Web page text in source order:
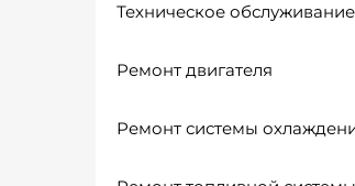
Техническое обслуживание
Ремонт двигателя
Ремонт системы